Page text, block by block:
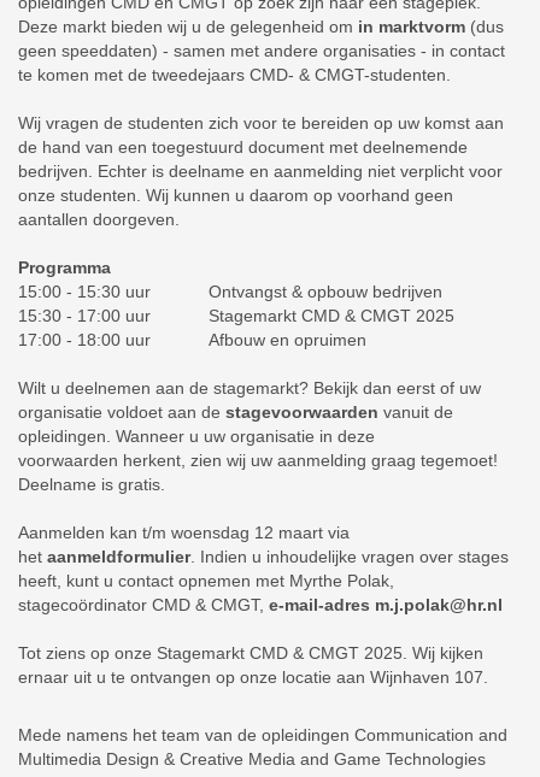
Deze markt bieden wij u de gelegenheid om in marktvorm (dus
geen speeddaten) - samen met andere organisaties - in contact
te komen met de tweedejaars CMD- & CMGT-studenten.
Wij vragen de studenten zich voor te bereiden op uw komst aan
de hand van een toegestuurd document met deelnemende
bedrijven. Echter is deelname en aanmelding niet verplicht voor
onze studenten. Wij kunnen u daarom op voorhand geen
aantallen doorgeven.
Programma
15:00 - 15:30 uur
Ontvangst & opbouw bedrijven
15:30 - 17:00 uur Stagemarkt CMD & CMGT 2025
17:00 - 18:00 uur Afbouw en opruimen
Wilt u deelnemen aan de stagemarkt? Bekijk dan eerst of uw
organisatie voldoet aan de stagevoorwaarden vanuit de
opleidingen. Wanneer u uw organisatie in deze
voorwaarden herkent, zien wij uw aanmelding graag tegemoet!
Deelname is gratis.
Aanmelden kan t/m woensdag 12 maart via
het aanmeldformulier. Indien u inhoudelijke vragen over stages
heeft, kunt u contact opnemen met Myrthe Polak,
stagecoördinator CMD & CMGT, e-mail-adres m.j.polak@hr.nl
Tot ziens op onze Stagemarkt CMD & CMGT 2025. Wij kijken
ernaar uit u te ontvangen op onze locatie aan Wijnhaven 107.
Mede namens het team van de opleidingen Communication and
Multimedia Design & Creative Media and Game Technologies